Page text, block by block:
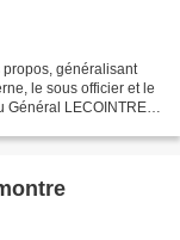
propos, généralisant
le sous officier et le
Général LECOINTRE,